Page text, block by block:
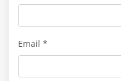
Email *